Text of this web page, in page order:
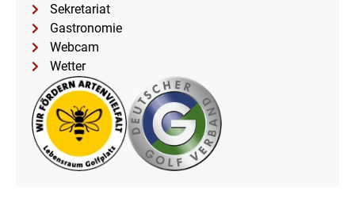
Sekretariat
Gastronomie
Webcam
Wetter